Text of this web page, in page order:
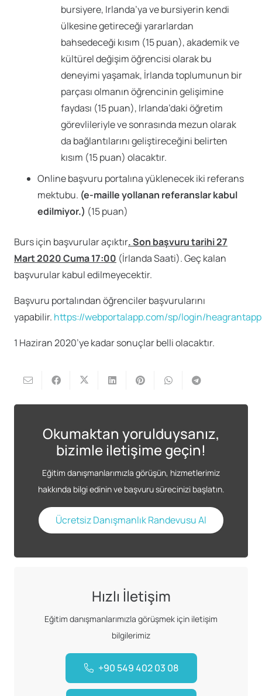
bursiyere, Irlanda’ya ve bursiyerin kendi
ülkesine getireceği yararlardan
bahsedeceği kısım (15 puan), akademik ve
kültürel değişim öğrencisi olarak bu
deneyimi yaşamak, İrlanda toplumunun bir
parçası olmanın öğrencinin gelişimine
faydası (15 puan), Irlanda’daki öğretim
görevlileriyle ve sonrasında mezun olarak
da bağlantılarını geliştireceğini belirten
kısım (15 puan) olacaktır.
Online başvuru portalına yüklenecek iki referans
mektubu. (e-maille yollanan referanslar kabul
edilmiyor.) (15 puan)
Burs için başvurular açıktır. Son başvuru tarihi 27
Mart 2020 Cuma 17:00 (İrlanda Saati). Geç kalan
başvurular kabul edilmeyecektir.
Başvuru portalından öğrenciler başvurularını
yapabilir. https://webportalapp.com/sp/login/
1 Haziran 2020’ye kadar sonuçlar belli olacaktır.
Okumaktan yorulduysanız,
bizimle iletişime geçin!
Eğitim danışmanlarımızla görüşün, hizmetlerimiz
hakkında bilgi edinin ve başvuru sürecinizi başlatın.
Ücretsiz Danışmanlık Randevusu Al
Hızlı İletişim
Eğitim danışmanlarımızla görüşmek için iletişim
bilgilerimiz
+90 549 402 03 08